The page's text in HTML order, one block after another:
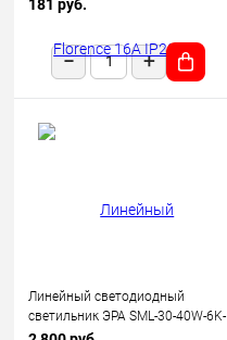
181 руб.
Линейный светодиодный
светильник ЭРА SML-30-40W-6K-
12-B 40Вт 6500K 3600Лм